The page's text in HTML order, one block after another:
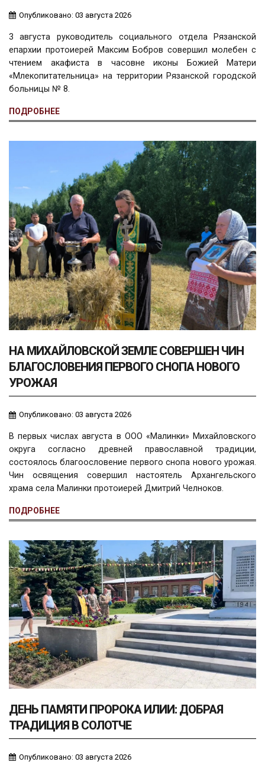
Опубликовано: 03 августа 2026
3 августа руководитель социального отдела Рязанской
епархии протоиерей Максим Бобров совершил молебен с
чтением акафиста в часовне иконы Божией Матери
«Млекопитательница» на территории Рязанской городской
больницы № 8.
ПОДРОБНЕЕ
НА МИХАЙЛОВСКОЙ ЗЕМЛЕ СОВЕРШЕН ЧИН
БЛАГОСЛОВЕНИЯ ПЕРВОГО СНОПА НОВОГО
УРОЖАЯ
Опубликовано: 03 августа 2026
В первых числах августа в ООО «Малинки» Михайловского
округа согласно древней православной традиции,
состоялось благоословение первого снопа нового урожая.
Чин освящения совершил настоятель Архангельского
храма села Малинки протоиерей Дмитрий Челноков.
ПОДРОБНЕЕ
ДЕНЬ ПАМЯТИ ПРОРОКА ИЛИИ: ДОБРАЯ
ТРАДИЦИЯ В СОЛОТЧЕ
Опубликовано: 03 августа 2026